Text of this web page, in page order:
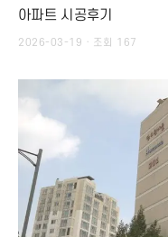
아파트 시공후기
2026-03-19 · 조회 167